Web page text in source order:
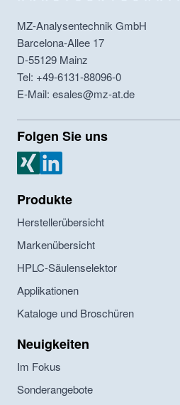
MZ-Analysentechnik GmbH
Barcelona-Allee 17
D-55129 Mainz
Tel: +49-6131-88096-0
E-Mail: esales@mz-at.de
Folgen Sie uns
MZ Analysentechnik Xing
MZ Analysentechnik LinkedIn
Produkte
Herstellerübersicht
Markenübersicht
HPLC-Säulenselektor
Applikationen
Kataloge und Broschüren
Neuigkeiten
Im Fokus
Sonderangebote